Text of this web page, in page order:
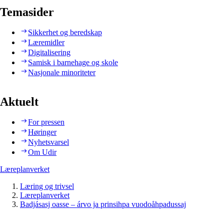
Temasider
Sikkerhet og beredskap
Læremidler
Digitalisering
Samisk i barnehage og skole
Nasjonale minoriteter
Aktuelt
For pressen
Høringer
Nyhetsvarsel
Om Udir
Læreplanverket
Læring og trivsel
Læreplanverket
Badjásasj oasse – árvo ja prinsihpa vuodoåhpadussaj